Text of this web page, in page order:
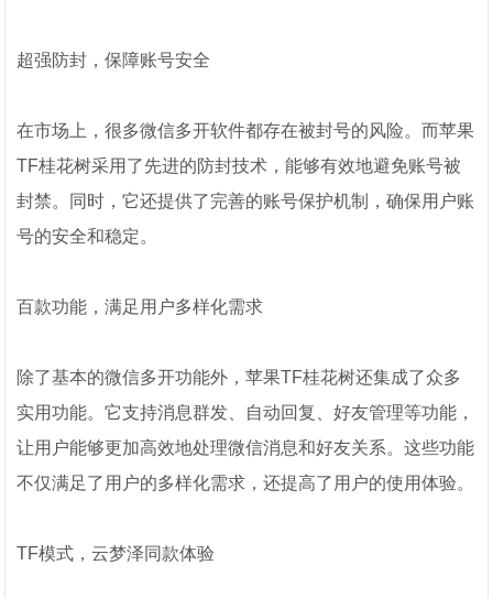
超强防封，保障账号安全
在市场上，很多微信多开软件都存在被封号的风险。而苹果
TF桂花树采用了先进的防封技术，能够有效地避免账号被
封禁。同时，它还提供了完善的账号保护机制，确保用户账
号的安全和稳定。
百款功能，满足用户多样化需求
除了基本的微信多开功能外，苹果TF桂花树还集成了众多
实用功能。它支持消息群发、自动回复、好友管理等功能，
让用户能够更加高效地处理微信消息和好友关系。这些功能
不仅满足了用户的多样化需求，还提高了用户的使用体验。
TF模式，云梦泽同款体验